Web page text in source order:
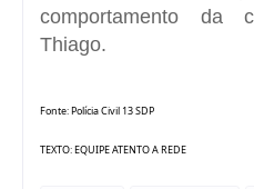
comportamento da
Thiago.
Fonte: Polícia Civil 13 SDP
TEXTO: EQUIPE ATENTO A REDE